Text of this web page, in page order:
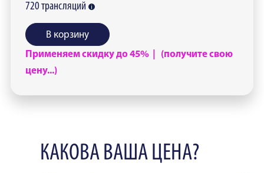
720трансляций
В корзину
Применяем скидку до 45% | (получите свою
цену...)
КАКОВА ВАША ЦЕНА?